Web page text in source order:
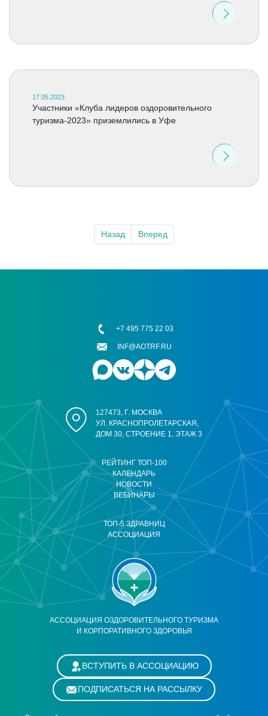
17.05.2023
Участники «Клуба лидеров оздоровительного
туризма-2023» приземлились в Уфе
Назад Вперед
АССОЦИАЦИЯ ОЗДОРОВИТЕЛЬНОГО ТУРИЗМА
И КОРПОРАТИВНОГО ЗДОРОВЬЯ
РЕЙТИНГ ТОП-100
КАЛЕНДАРЬ
НОВОСТИ
ВЕБИНАРЫ
ТОП-5 ЗДРАВНИЦ
АССОЦИАЦИЯ
127473, Г. МОСКВА
УЛ. КРАСНОПРОЛЕТАРСКАЯ,
ДОМ 30, СТРОЕНИЕ 1, ЭТАЖ 3
+7 495 775 22 03
INF@AOTRF.RU
ВСТУПИТЬ В АССОЦИАЦИЮ
ПОДПИСАТЬСЯ НА РАССЫЛКУ